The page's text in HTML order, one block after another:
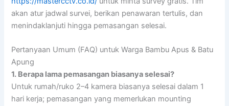
akan atur jadwal survei, berikan penawaran tertulis, dan
menindaklanjuti hingga pemasangan selesai.
Pertanyaan Umum (FAQ) untuk Warga Bambu Apus & Batu
Apung
1. Berapa lama pemasangan biasanya selesai?
Untuk rumah/ruko 2–4 kamera biasanya selesai dalam 1
hari kerja; pemasangan yang memerlukan mounting